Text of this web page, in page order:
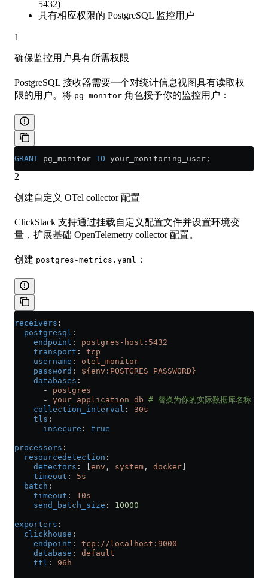
5432)
具有相应权限的 PostgreSQL 监控用户
1
确保监控用户具有所需权限
PostgreSQL 接收器需要一个对统计信息视图具有读取权
限的用户。将 pg_monitor 角色授予你的监控用户：
GRANT pg_monitor TO your_monitoring_user;
2
创建自定义 OTel collector 配置
ClickStack 支持通过挂载自定义配置文件并设置环境变
量，扩展基础 OpenTelemetry collector 配置。
创建 postgres-metrics.yaml ：
receivers :
  postgresql
:
    endpoint
: postgres-host:5432
    transport
: tcp
    username
: otel_monitor
    password
: ${env:POSTGRES_PASSWORD}
    databases
:
      -
postgres
      -
your_application_db # 替换为你的实际数据库名称
    collection_interval
: 30s
    tls
:
      insecure
: true
processors :
  resourcedetection
:
    detectors
: [ env , system , docker
    timeout
: 5s
  batch
:
    timeout
: 10s
    send_batch_size
: 10000
exporters :
  clickhouse
:
    endpoint
: tcp://localhost:9000
    database
: default
    ttl
: 96h